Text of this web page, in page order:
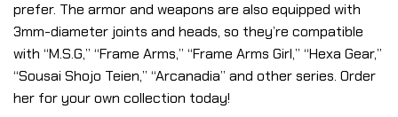
prefer. The armor and weapons are also equipped with
3mm-diameter joints and heads, so they’re compatible
with “M.S.G,” “Frame Arms,” “Frame Arms Girl,” “Hexa Gear,”
“Sousai Shojo Teien,” “Arcanadia” and other series. Order
her for your own collection today!